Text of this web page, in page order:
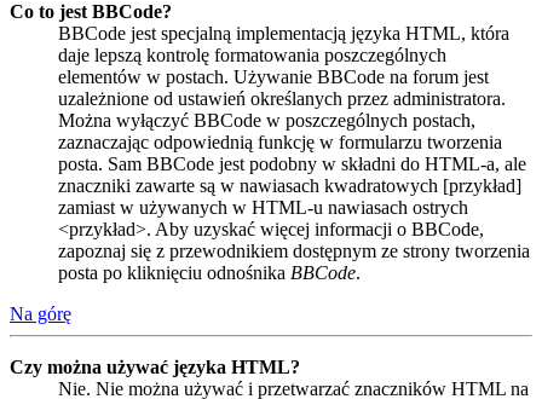
Co to jest BBCode?
BBCode jest specjalną implementacją języka HTML, która
daje lepszą kontrolę formatowania poszczególnych
elementów w postach. Używanie BBCode na forum jest
uzależnione od ustawień określanych przez administratora.
Można wyłączyć BBCode w poszczególnych postach,
zaznaczając odpowiednią funkcję w formularzu tworzenia
posta. Sam BBCode jest podobny w składni do HTML-a, ale
znaczniki zawarte są w nawiasach kwadratowych [przykład]
zamiast w używanych w HTML-u nawiasach ostrych
<przykład>. Aby uzyskać więcej informacji o BBCode,
zapoznaj się z przewodnikiem dostępnym ze strony tworzenia
posta po kliknięciu odnośnika BBCode.
Na górę
Czy można używać języka HTML?
Nie. Nie można używać i przetwarzać znaczników HTML na